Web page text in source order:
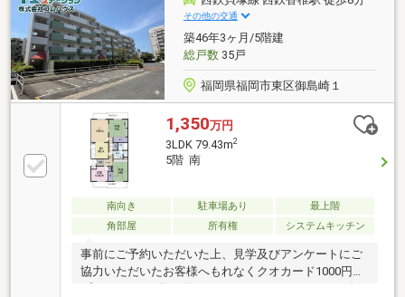
その他の交通
築46年3ヶ月/5階建
総戸数35戸
福岡県福岡市東区御島崎１
1,350万円
3LDK 79.43m2
5階 南
南向き 駐車場あり
最上階
角部屋
所有権 システムキッチン
事前にご予約いただいた上、見学及びアンケートにご
協力いただいたお客様へもれなくクオカード1000円分
プレゼント！※数に限りがありますので、なくなり次